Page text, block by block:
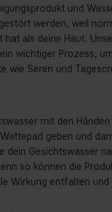
und
werden, weil
hat als deine Haut.
wichtiger Prozess,
wie Seren und
mit den
geben und
dein Gesichtswasser
so können die
Wirkung entfalten und